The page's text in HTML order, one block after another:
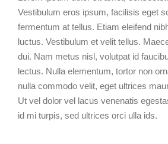
Vestibulum eros ipsum, facilisis eget
fermentum at tellus. Etiam eleifend
luctus. Vestibulum et velit tellus.
dui. Nam metus nisl, volutpat id
lectus. Nulla elementum, tortor non
nulla commodo velit, eget ultrices
Ut vel dolor vel lacus venenatis
id mi turpis, sed ultrices orci ulla ids.